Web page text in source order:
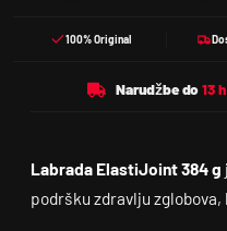
100% Original
Narudžbe do
Labrada ElastiJoint 384 g
podršku zdravlju